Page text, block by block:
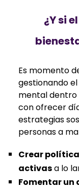
¿Y si
Es momento
gestionando
mental dentro
con ofrecer
estrategias
personas a
Crear
activasa lo
Fomentar un